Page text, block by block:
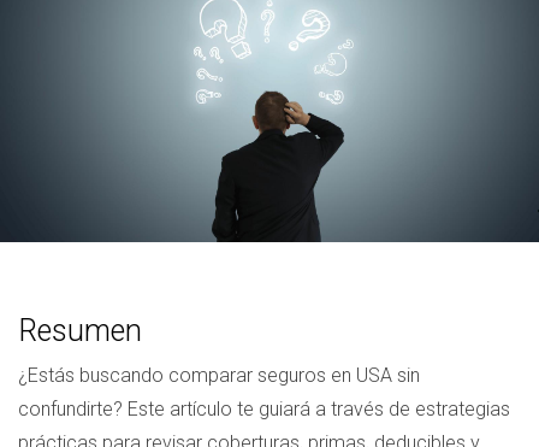
Resumen
¿Estás buscando comparar seguros en USA sin
confundirte? Este artículo te guiará a través de estrategias